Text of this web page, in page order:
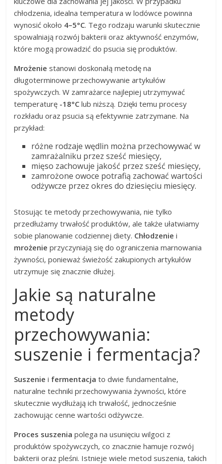
chłodzenia, idealna temperatura w lodówce powinna
wynosić około 4–5°C. Tego rodzaju warunki skutecznie
spowalniają rozwój bakterii oraz aktywność enzymów,
które mogą prowadzić do psucia się produktów.
Mrożenie stanowi doskonałą metodę na
długoterminowe przechowywanie artykułów
spożywczych. W zamrażarce najlepiej utrzymywać
temperaturę -18°C lub niższą. Dzięki temu procesy
rozkładu oraz psucia są efektywnie zatrzymane. Na
przykład:
różne rodzaje wędlin można przechowywać w
zamrażalniku przez sześć miesięcy,
mięso zachowuje jakość przez sześć miesięcy,
zamrożone owoce potrafią zachować wartości
odżywcze przez okres do dziesięciu miesięcy.
Stosując te metody przechowywania, nie tylko
przedłużamy trwałość produktów, ale także ułatwiamy
sobie planowanie codziennej diety. Chłodzenie i
mrożenie przyczyniają się do ograniczenia marnowania
żywności, ponieważ świeżość zakupionych artykułów
utrzymuje się znacznie dłużej.
Jakie są naturalne
metody
przechowywania:
suszenie i fermentacja?
Suszenie i fermentacja to dwie fundamentalne,
naturalne techniki przechowywania żywności, które
skutecznie wydłużają ich trwałość, jednocześnie
zachowując cenne wartości odżywcze.
Proces suszenia polega na usunięciu wilgoci z
produktów spożywczych, co znacznie hamuje rozwój
bakterii oraz pleśni. Istnieje wiele metod suszenia, takich